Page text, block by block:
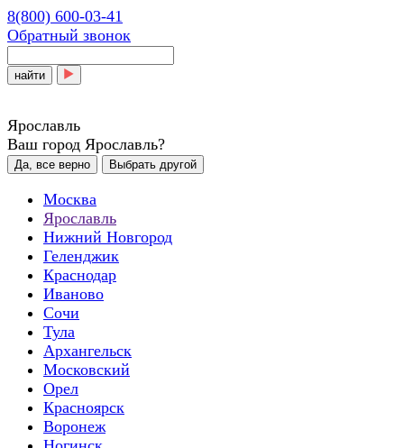
8(800) 600-03-41
Обратный звонок
найти
Ярославль
Ваш город Ярославль?
Да, все верно Выбрать другой
Москва
Ярославль
Нижний Новгород
Геленджик
Краснодар
Иваново
Сочи
Тула
Архангельск
Московский
Орел
Красноярск
Воронеж